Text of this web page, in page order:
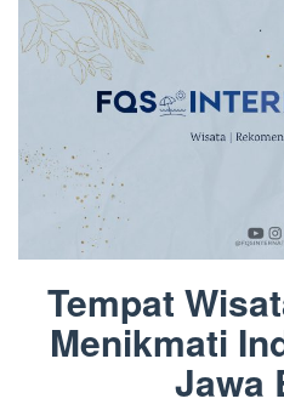
Tempat
Menikmati
Jawa